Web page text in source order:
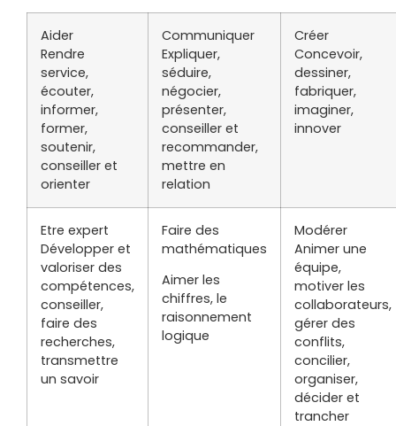
Aider
Rendre
service,
écouter,
informer,
former,
soutenir,
conseiller et
orienter
Communiquer
Expliquer,
séduire,
négocier,
présenter,
conseiller et
recommander,
mettre en
relation
Créer
Concevoir,
dessiner,
fabriquer,
imaginer,
innover
Etre expert
Développer et
valoriser des
compétences,
conseiller,
faire des
recherches,
transmettre
un savoir
Faire des
mathématiques
Aimer les
chiffres, le
raisonnement
logique
Modérer
Animer une
équipe,
motiver les
collaborateurs,
gérer des
conflits,
concilier,
organiser,
décider et
trancher